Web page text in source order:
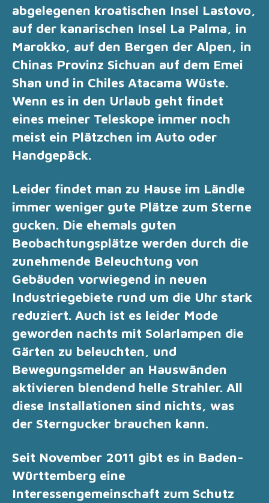
abgelegenen kroatischen Insel Lastovo,
auf der kanarischen Insel La Palma, in
Marokko, auf den Bergen der Alpen, in
Chinas Provinz Sichuan auf dem Emei
Shan und in Chiles Atacama Wüste.
Wenn es in den Urlaub geht findet
eines meiner Teleskope immer noch
meist ein Plätzchen im Auto oder
Handgepäck.
Leider findet man zu Hause im Ländle
immer weniger gute Plätze zum Sterne
gucken. Die ehemals guten
Beobachtungsplätze werden durch die
zunehmende Beleuchtung von
Gebäuden vorwiegend in neuen
Industriegebiete rund um die Uhr stark
reduziert. Auch ist es leider Mode
geworden nachts mit Solarlampen die
Gärten zu beleuchten, und
Bewegungsmelder an Hauswänden
aktivieren blendend helle Strahler. All
diese Installationen sind nichts, was
der Sterngucker brauchen kann.
Seit November 2011 gibt es in Baden-
Württemberg eine
Interessengemeinschaft zum Schutz